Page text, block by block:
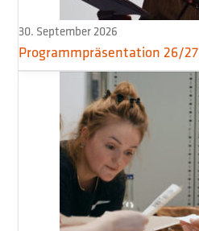
30. September 2026
Programmpräsentation 26/27